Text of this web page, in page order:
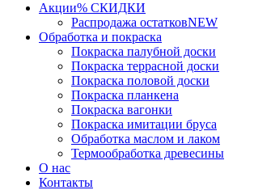
Акции% СКИДКИ
Распродажа остатковNEW
Обработка и покраска
Покраска палубной доски
Покраска террасной доски
Покраска половой доски
Покраска планкена
Покраска вагонки
Покраска имитации бруса
Обработка маслом и лаком
Термообработка древесины
О нас
Контакты